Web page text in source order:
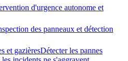
d'urgence autonome et
des panneaux et détection
et gazièresDétecter les pannes